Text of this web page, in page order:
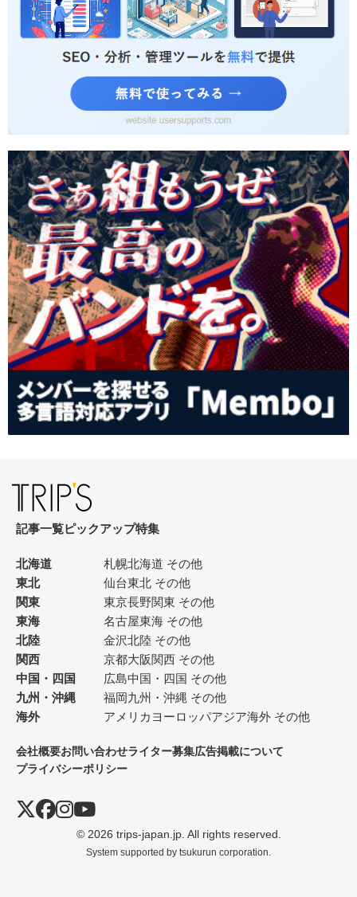
記事一覧ピックアップ特集
北海道 札幌北海道 その他
東北
仙台東北 その他
関東
東京長野関東 その他
東海
名古屋東海 その他
北陸
金沢北陸 その他
関西
京都大阪関西 その他
中国・四国
広島中国・四国 その他
九州・沖縄
福岡九州・沖縄 その他
海外
アメリカ ヨーロッパアジア海外 その他
会社概要お問い合わせライター募集広告掲載について
プライバシーポリシー
© 2026 trips-japan.jp. All rights reserved.
System supported by tsukurun corporation.